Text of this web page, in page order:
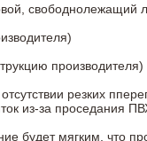
свободнолежащий
производителя)
резких
из-за проседания
будет мягким, что